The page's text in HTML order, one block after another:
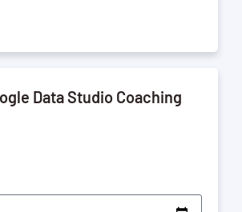
Data Studio Coaching